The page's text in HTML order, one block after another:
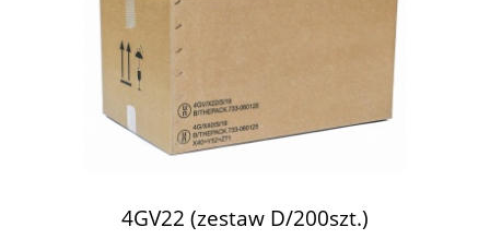
4GV22 (zestaw D/200szt.)